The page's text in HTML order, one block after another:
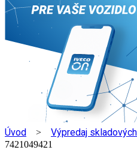
Úvod > Výpredaj
7421049421